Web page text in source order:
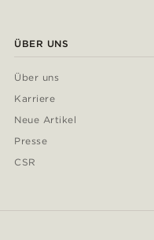
ÜBER UNS
Über uns
Karriere
Neue Artikel
Presse
CSR